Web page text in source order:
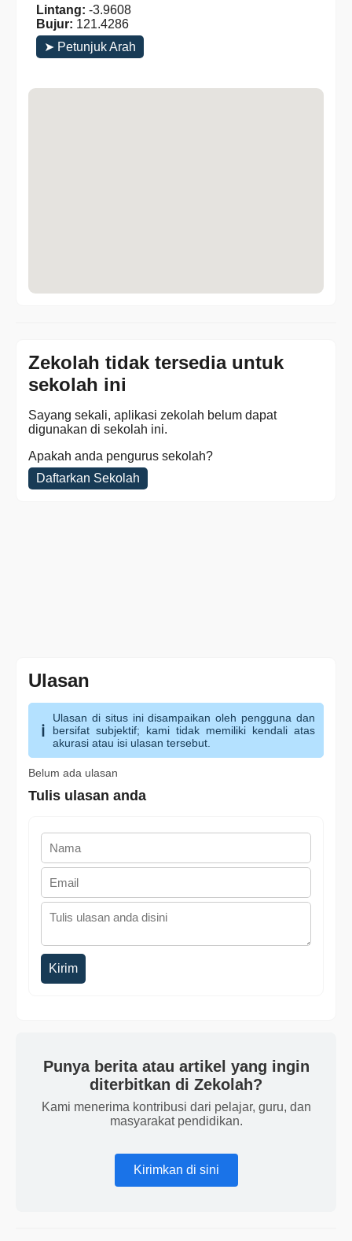
Lintang: -3.9608
Bujur: 121.4286
➤ Petunjuk Arah
Zekolah tidak tersedia untuk
sekolah ini
Sayang sekali, aplikasi zekolah belum dapat
digunakan di sekolah ini.
Apakah anda pengurus sekolah?
Daftarkan Sekolah
Ulasan
Ulasan di situs ini disampaikan oleh pengguna dan
bersifat subjektif; kami tidak memiliki kendali atas
akurasi atau isi ulasan tersebut.
Belum ada ulasan
Tulis ulasan anda
Kirim
Punya berita atau artikel yang ingin
diterbitkan di Zekolah?
Kami menerima kontribusi dari pelajar, guru, dan
masyarakat pendidikan.
Kirimkan di sini